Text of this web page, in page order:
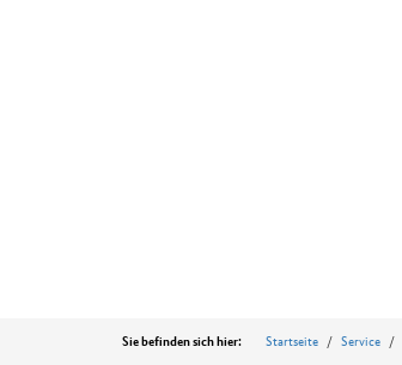
Position
Sie befinden sich hier: Startseite Service